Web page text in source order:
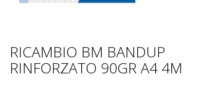
RICAMBIO BM BANDUP
RINFORZATO 90GR A4 4M